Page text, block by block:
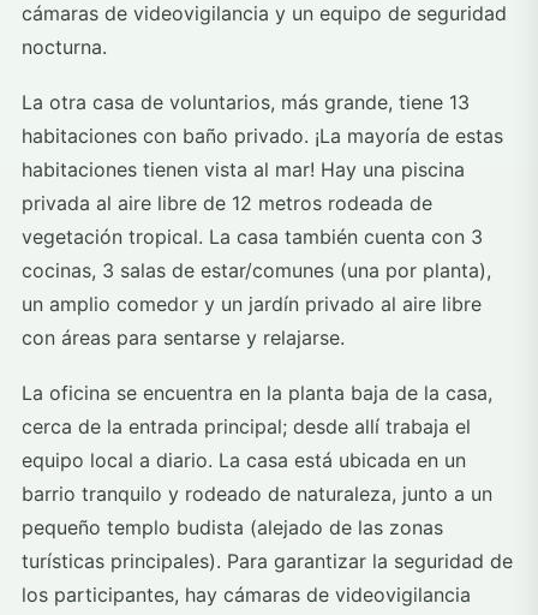
cámaras de videovigilancia y un equipo de seguridad
nocturna.
La otra casa de voluntarios, más grande, tiene 13
habitaciones con baño privado. ¡La mayoría de estas
habitaciones tienen vista al mar! Hay una piscina
privada al aire libre de 12 metros rodeada de
vegetación tropical. La casa también cuenta con 3
cocinas, 3 salas de estar/comunes (una por planta),
un amplio comedor y un jardín privado al aire libre
con áreas para sentarse y relajarse.
La oficina se encuentra en la planta baja de la casa,
cerca de la entrada principal; desde allí trabaja el
equipo local a diario. La casa está ubicada en un
barrio tranquilo y rodeado de naturaleza, junto a un
pequeño templo budista (alejado de las zonas
turísticas principales). Para garantizar la seguridad de
los participantes, hay cámaras de videovigilancia